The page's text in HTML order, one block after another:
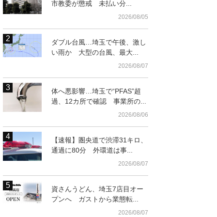
市教委が懲戒 未払い分...
2026/08/05
ダブル台風…埼玉で午後、激し
い雨か 大型の台風、最大...
2026/08/07
体へ悪影響…埼玉で“PFAS”超
過、12カ所で確認 事業所の...
2026/08/06
【速報】圏央道で渋滞31キロ、
通過に80分 外環道は事...
2026/08/07
資さんうどん、埼玉7店目オー
プンへ ガストから業態転...
2026/08/07